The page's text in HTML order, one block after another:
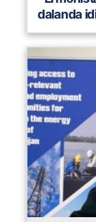
dalanda